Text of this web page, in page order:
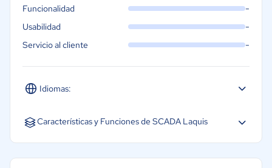
Idiomas:
Español Inglés Portugués
Funcionalidad -
Usabilidad -
Servicio al cliente -
Características y Funciones de SCADA Laquis